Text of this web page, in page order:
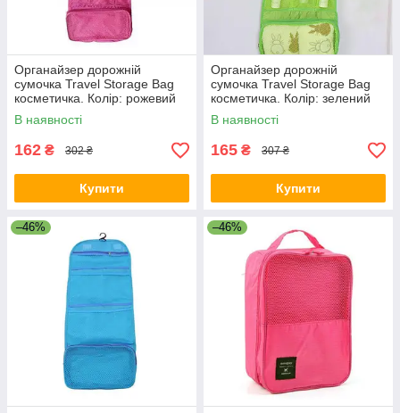
Органайзер дорожній
сумочка Travel Storage Bag
косметичка. Колір: рожевий
MA-27
В наявності
162 ₴ 302 ₴
Купити
Органайзер дорожній
сумочка Travel Storage Bag
косметичка. Колір: зелений
NM-37
В наявності
165 ₴ 307 ₴
Купити
–46% –46%